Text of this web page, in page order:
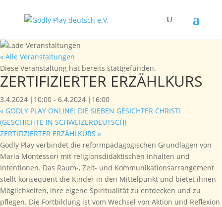
« Alle Veranstaltungen
Diese Veranstaltung hat bereits stattgefunden.
ZERTIFIZIERTER ERZÄHLKURS
3.4.2024 |10:00 - 6.4.2024 |16:00
« GODLY PLAY ONLINE: DIE SIEBEN GESICHTER CHRISTI
(GESCHICHTE IN SCHWEIZERDEUTSCH)
ZERTIFIZIERTER ERZÄHLKURS »
Godly Play verbindet die reformpädagogischen Grundlagen von
Maria Montessori mit religionsdidaktischen Inhalten und
Intentionen. Das Raum-, Zeit- und Kommunikationsarrangement
stellt konsequent die Kinder in den Mittelpunkt und bietet ihnen
Möglichkeiten, ihre eigene Spiritualität zu entdecken und zu
pflegen. Die Fortbildung ist vom Wechsel von Aktion und Reflexion